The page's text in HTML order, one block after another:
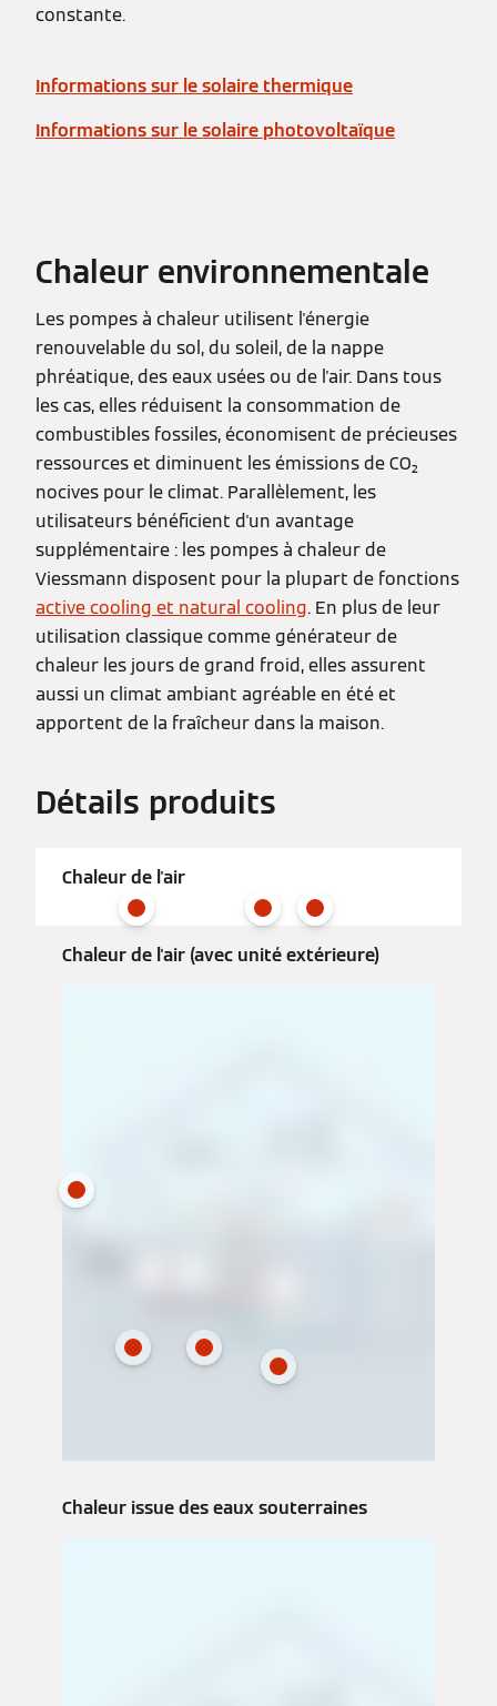
constante.
Informations sur le solaire thermique
Informations sur le solaire photovoltaïque
Chaleur environnementale
Les pompes à chaleur utilisent l'énergie
renouvelable du sol, du soleil, de la nappe
phréatique, des eaux usées ou de l'air. Dans tous
les cas, elles réduisent la consommation de
combustibles fossiles, économisent de précieuses
ressources et diminuent les émissions de CO₂
nocives pour le climat. Parallèlement, les
utilisateurs bénéficient d'un avantage
supplémentaire : les pompes à chaleur de
Viessmann disposent pour la plupart de fonctions
active cooling et natural cooling. En plus de leur
utilisation classique comme générateur de
chaleur les jours de grand froid, elles assurent
aussi un climat ambiant agréable en été et
apportent de la fraîcheur dans la maison.
Détails produits
Chaleur de l'air
Chaleur de l'air (avec unité extérieure)
Chaleur issue des eaux souterraines